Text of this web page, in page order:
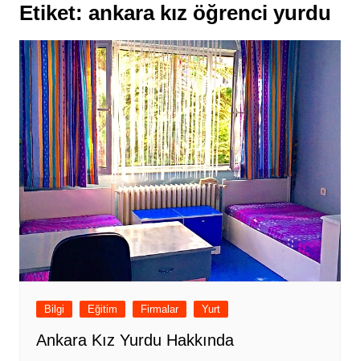
Etiket: ankara kız öğrenci yurdu
Bilgi Eğitim Firmalar Yurt
Ankara Kız Yurdu Hakkında